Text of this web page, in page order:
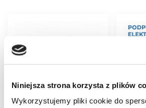
Niniejsza strona korzysta z plików
Wykorzystujemy pliki cookie do